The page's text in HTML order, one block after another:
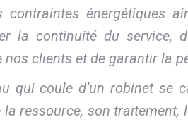
contraintes énergétiques
la continuité du service,
clients et de garantir la
qui coule d’un robinet
ressource, son